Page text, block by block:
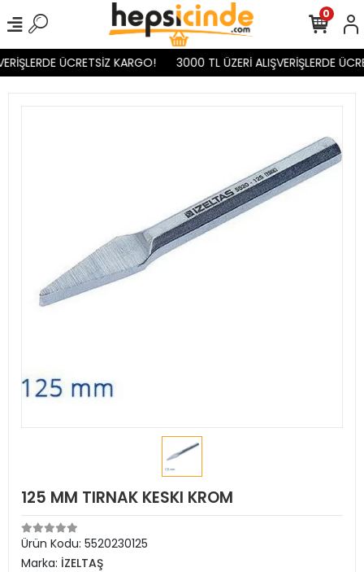
ÜCRETSİZ KARGO! 3000 TL ÜZERİ ALIŞVERİŞLERDE
0
125 MM TIRNAK KESKI KROM
Ürün Kodu: 5520230125
Marka: İZELTAŞ